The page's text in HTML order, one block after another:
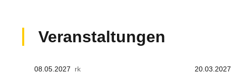
Veranstaltungen
08.05.2027
Europa-Park 20.03.2027